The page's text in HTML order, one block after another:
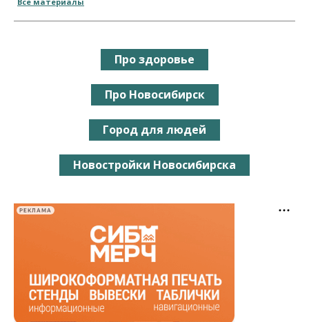
Про здоровье
Про Новосибирск
Город для людей
Новостройки Новосибирска
РЕКЛАМА